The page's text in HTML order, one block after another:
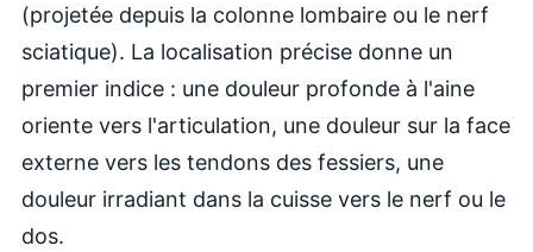
(projetée depuis la colonne lombaire ou le nerf
sciatique). La localisation précise donne un
premier indice : une douleur profonde à l'aine
oriente vers l'articulation, une douleur sur la face
externe vers les tendons des fessiers, une
douleur irradiant dans la cuisse vers le nerf ou le
dos.